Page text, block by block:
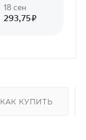
КАК КУПИТЬ